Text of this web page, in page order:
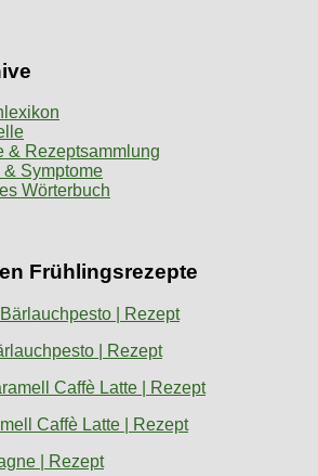
& Rezeptsammlung
& Symptome
Wörterbuch
Frühlingsrezepte
| Rezept
Caffè Latte | Rezept